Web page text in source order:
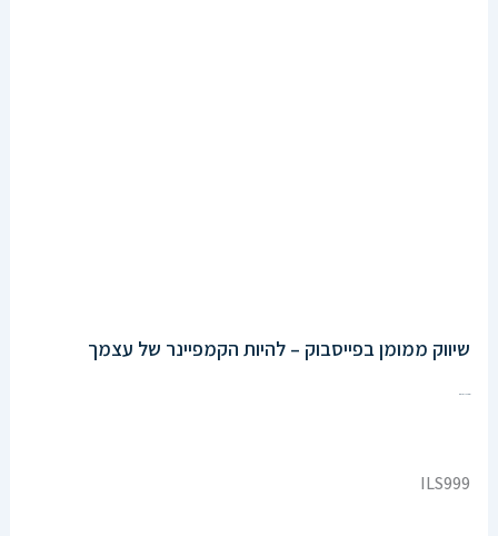
שיווק ממומן בפייסבוק – להיות הקמפיינר של עצמך
Enroll Now
ILS999